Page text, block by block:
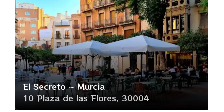
El Secreto ~ Murcia
10 Plaza de las Flores, 30004